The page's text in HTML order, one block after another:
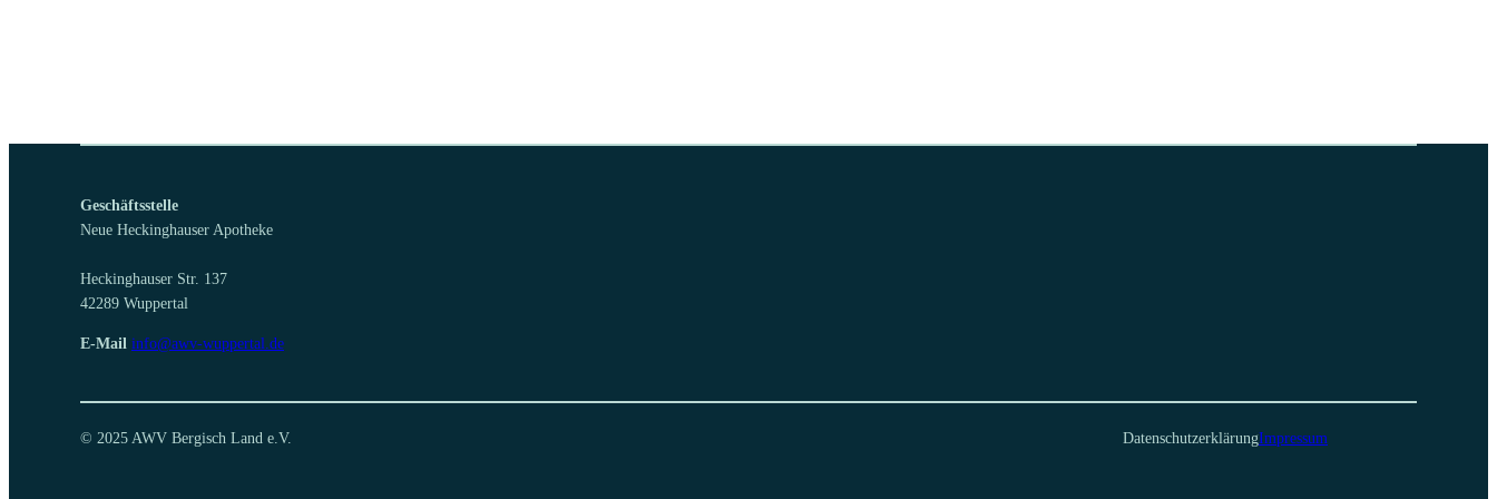
Geschäftsstelle
Neue Heckinghauser Apotheke
Heckinghauser Str. 137
42289 Wuppertal
E-Mail info@awv-wuppertal.de
© 2025 AWV Bergisch Land e.V. DatenschutzerklärungImpressum